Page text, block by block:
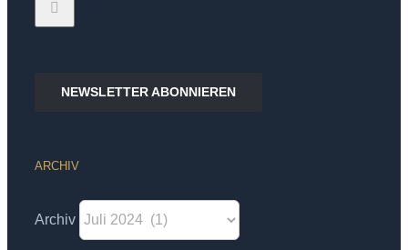
NEWSLETTER ABONNIEREN
ARCHIV
Archiv